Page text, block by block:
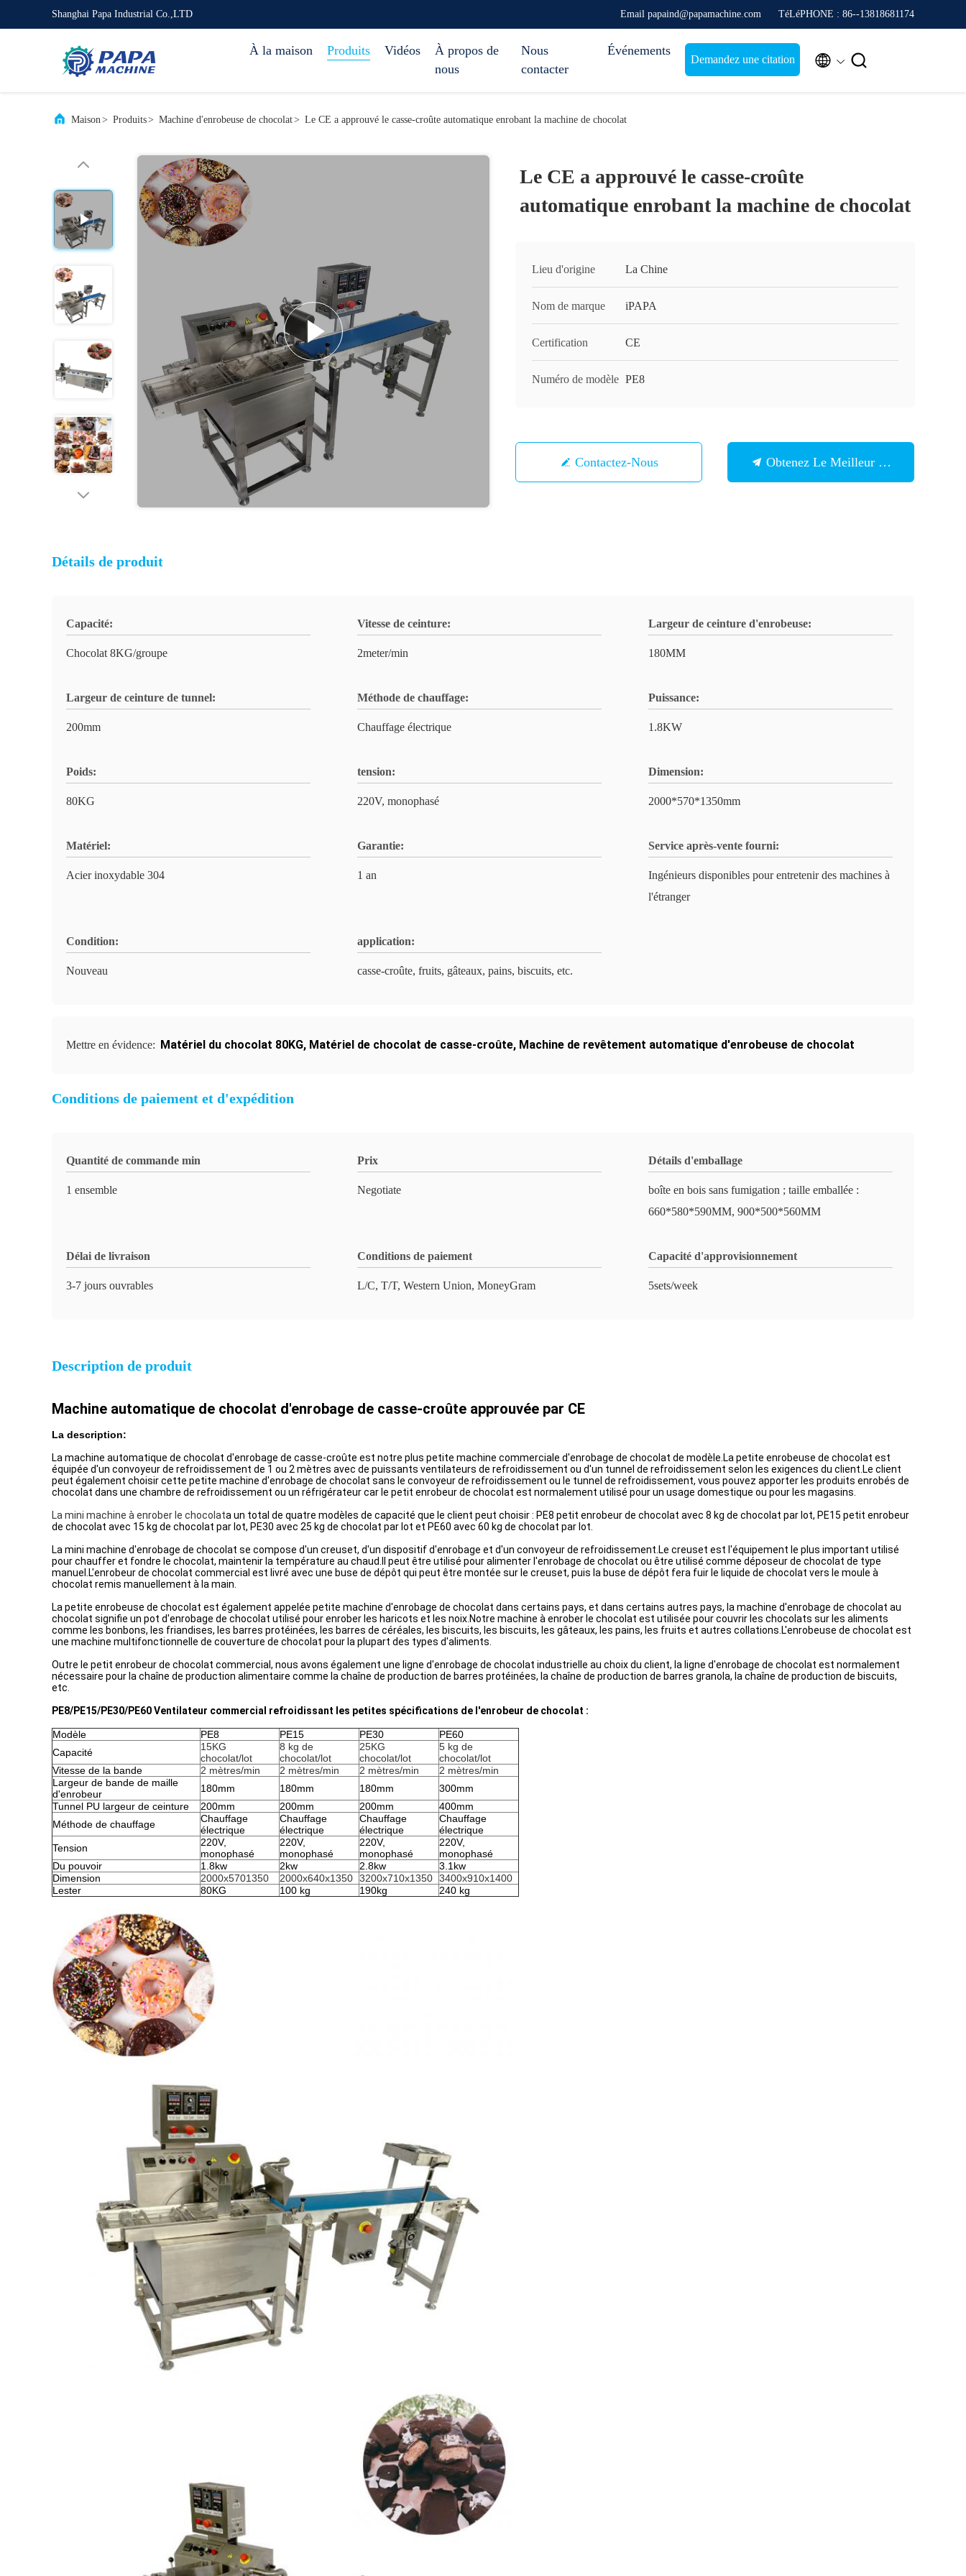
Shanghai Papa Industrial Co.,LTD Email papaind@papamachine.com TéLéPHONE : 86--13818681174
À la maison Produits Vidéos
À propos de
nous
Nous
contacter
Événements
Demandez une citation  
Maison> Produits> Machine d'enrobeuse de chocolat> Le CE a approuvé le casse-croûte automatique enrobant la machine de chocolat
Le CE a approuvé le casse-croûte
automatique enrobant la machine de chocolat
Lieu d'origine La Chine
Nom de marque iPAPA
Certification CE
Numéro de modèle PE8
Contactez-Nous Obtenez Le Meilleur Prix
Détails de produit
Capacité:
Chocolat 8KG/groupe
Vitesse de ceinture:
2meter/min
Largeur de ceinture d'enrobeuse:
180MM
Largeur de ceinture de tunnel:
200mm
Méthode de chauffage:
Chauffage électrique
Puissance:
1.8KW
Poids:
80KG
tension:
220V, monophasé
Dimension:
2000*570*1350mm
Matériel:
Acier inoxydable 304
Garantie:
1 an
Service après-vente fourni:
Ingénieurs disponibles pour entretenir des machines à
l'étranger
Condition:
Nouveau
application:
casse-croûte, fruits, gâteaux, pains, biscuits, etc.
Mettre en évidence: Matériel du chocolat 80KG, Matériel de chocolat de casse-croûte, Machine de revêtement automatique d'enrobeuse de chocolat
Conditions de paiement et d'expédition
Quantité de commande min
1 ensemble
Prix
Negotiate
Détails d'emballage
boîte en bois sans fumigation ; taille emballée :
660*580*590MM, 900*500*560MM
Délai de livraison
3-7 jours ouvrables
Conditions de paiement
L/C, T/T, Western Union, MoneyGram
Capacité d'approvisionnement
5sets/week
Description de produit
Machine automatique de chocolat d'enrobage de casse-croûte approuvée par CE
La description:
La machine automatique de chocolat d'enrobage de casse-croûte est notre plus petite machine commerciale d'enrobage de chocolat de modèle.La petite enrobeuse de chocolat est
équipée d'un convoyeur de refroidissement de 1 ou 2 mètres avec de puissants ventilateurs de refroidissement ou d'un tunnel de refroidissement selon les exigences du client.Le client
peut également choisir cette petite machine d'enrobage de chocolat sans le convoyeur de refroidissement ou le tunnel de refroidissement, vous pouvez apporter les produits enrobés de
chocolat dans une chambre de refroidissement ou un réfrigérateur car le petit enrobeur de chocolat est normalement utilisé pour un usage domestique ou pour les magasins.
La mini machine à enrober le chocolata un total de quatre modèles de capacité que le client peut choisir : PE8 petit enrobeur de chocolat avec 8 kg de chocolat par lot, PE15 petit enrobeur
de chocolat avec 15 kg de chocolat par lot, PE30 avec 25 kg de chocolat par lot et PE60 avec 60 kg de chocolat par lot.
La mini machine d'enrobage de chocolat se compose d'un creuset, d'un dispositif d'enrobage et d'un convoyeur de refroidissement.Le creuset est l'équipement le plus important utilisé
pour chauffer et fondre le chocolat, maintenir la température au chaud.Il peut être utilisé pour alimenter l'enrobage de chocolat ou être utilisé comme déposeur de chocolat de type
manuel.L'enrobeur de chocolat commercial est livré avec une buse de dépôt qui peut être montée sur le creuset, puis la buse de dépôt fera fuir le liquide de chocolat vers le moule à
chocolat remis manuellement à la main.
La petite enrobeuse de chocolat est également appelée petite machine d'enrobage de chocolat dans certains pays, et dans certains autres pays, la machine d'enrobage de chocolat au
chocolat signifie un pot d'enrobage de chocolat utilisé pour enrober les haricots et les noix.Notre machine à enrober le chocolat est utilisée pour couvrir les chocolats sur les aliments
comme les bonbons, les friandises, les barres protéinées, les barres de céréales, les biscuits, les biscuits, les gâteaux, les pains, les fruits et autres collations.L'enrobeuse de chocolat est
une machine multifonctionnelle de couverture de chocolat pour la plupart des types d'aliments.
Outre le petit enrobeur de chocolat commercial, nous avons également une ligne d'enrobage de chocolat industrielle au choix du client, la ligne d'enrobage de chocolat est normalement
nécessaire pour la chaîne de production alimentaire comme la chaîne de production de barres protéinées, la chaîne de production de barres granola, la chaîne de production de biscuits,
etc.
PE8/PE15/PE30/PE60 Ventilateur commercial refroidissant les petites spécifications de l'enrobeur de chocolat :
Modèle PE8 PE15 PE30
PE60
Capacité
15KG
chocolat/lot
8 kg de
chocolat/lot
25KG
chocolat/lot
5 kg de
chocolat/lot
Vitesse de la bande
2 mètres/min 2 mètres/min 2 mètres/min
2 mètres/min
Largeur de bande de maille
d'enrobeur
180mm 180mm 180mm
300mm
Tunnel PU largeur de ceinture
200mm 200mm 200mm
400mm
Méthode de chauffage
Chauffage
électrique
Chauffage
électrique
Chauffage
électrique
Chauffage
électrique
Tension
220V,
monophasé
220V,
monophasé
220V,
monophasé
220V,
monophasé
Du pouvoir
1.8kw 2kw 2.8kw
3.1kw
Dimension
2000x5701350 2000x640x1350 3200x710x1350 3400x910x1400
Lester
80KG 100 kg 190kg 240 kg